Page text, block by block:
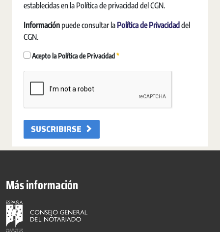
establecidas en la Política de privacidad del CGN.
Información puede consultar la Política de Privacidad del
CGN.
Acepto la Política de Privacidad Requerido
SUSCRIBIRSE
Más información